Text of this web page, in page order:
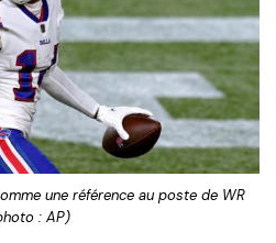
une référence au poste de WR
: AP)